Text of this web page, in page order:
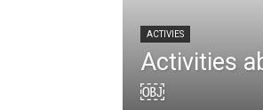
ACTIVIES
Activities
￼